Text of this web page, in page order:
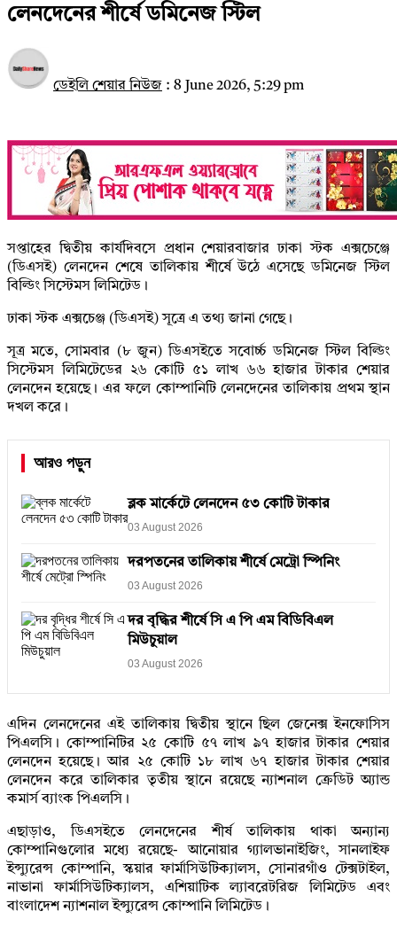
লেনদেনের শীর্ষে ডমিনেজ স্টিল
ডেইলি শেয়ার নিউজ : 8 June 2026, 5:29 pm
সপ্তাহের দ্বিতীয় কার্যদিবসে প্রধান শেয়ারবাজার ঢাকা স্টক এক্সচেঞ্জে
(ডিএসই) লেনদেন শেষে তালিকায় শীর্ষে উঠে এসেছে ডমিনেজ স্টিল
বিল্ডিং সিস্টেমস লিমিটেড।
ঢাকা স্টক এক্সচেঞ্জ (ডিএসই) সূত্রে এ তথ্য জানা গেছে।
সূত্র মতে, সোমবার (৮ জুন) ডিএসইতে সবোর্চ্চ ডমিনেজ স্টিল বিল্ডিং
সিস্টেমস লিমিটেডের ২৬ কোটি ৫১ লাখ ৬৬ হাজার টাকার শেয়ার
লেনদেন হয়েছে। এর ফলে কোম্পানিটি লেনদেনের তালিকায় প্রথম স্থান
দখল করে।
আরও পড়ুন
ব্লক মার্কেটে লেনদেন ৫৩ কোটি টাকার
03 August 2026
দরপতনের তালিকায় শীর্ষে মেট্রো স্পিনিং
03 August 2026
দর বৃদ্ধির শীর্ষে সি এ পি এম বিডিবিএল
মিউচুয়াল
03 August 2026
এদিন লেনদেনের এই তালিকায় দ্বিতীয় স্থানে ছিল জেনেক্স ইনফোসিস
পিএলসি। কোম্পানিটির ২৫ কোটি ৫৭ লাখ ৯৭ হাজার টাকার শেয়ার
লেনদেন হয়েছে। আর ২৫ কোটি ১৮ লাখ ৬৭ হাজার টাকার শেয়ার
লেনদেন করে তালিকার তৃতীয় স্থানে রয়েছে ন্যাশনাল ক্রেডিট অ্যান্ড
কমার্স ব্যাংক পিএলসি।
এছাড়াও, ডিএসইতে লেনদেনের শীর্ষ তালিকায় থাকা অন্যান্য
কোম্পানিগুলোর মধ্যে রয়েছে- আনোয়ার গ্যালভানাইজিং, সানলাইফ
ইন্স্যুরেন্স কোম্পানি, স্কয়ার ফার্মাসিউটিক্যালস, সোনারগাঁও টেক্সটাইল,
নাভানা ফার্মাসিউটিক্যালস, এশিয়াটিক ল্যাবরেটরিজ লিমিটেড এবং
বাংলাদেশ ন্যাশনাল ইন্স্যুরেন্স কোম্পানি লিমিটেড।